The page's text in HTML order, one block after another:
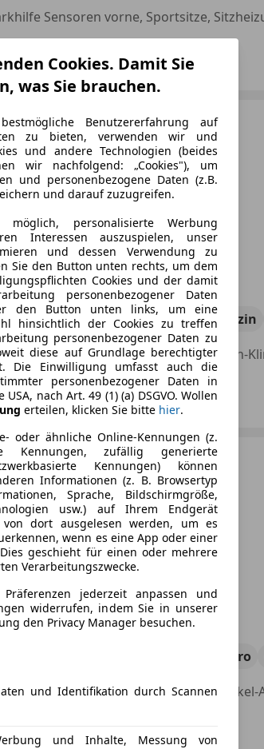
KG
€ 15 880
09/2021 49 800 km Benzin
KG
€ 38 880
Elektro
KG
Cookies. Damit Sie
was Sie brauchen.
Benutzererfahrung auf
zu bieten, verwenden wir und
und andere Technologien (beides
wir nachfolgend: „Cookies"), um
und personenbezogene Daten (z.B.
und darauf zuzugreifen.
personalisierte Werbung
Interessen auszuspielen, unser
und dessen Verwendung zu
Sie den Button unten rechts, um dem
Cookies und der damit
personenbezogener Daten
den Button unten links, um eine
hinsichtlich der Cookies zu treffen
personenbezogener Daten zu
diese auf Grundlage berechtigter
Die Einwilligung umfasst auch die
personenbezogener Daten in
nach Art. 49 (1) (a) DSGVO. Wollen
erteilen, klicken Sie bitte hier.
oder ähnliche Online-Kennungen (z.
Kennungen, zufällig generierte
Kennungen) können
Informationen (z. B. Browsertyp
Sprache, Bildschirmgröße,
usw.) auf Ihrem Endgerät
dort ausgelesen werden, um es
wenn es eine App oder einer
geschieht für einen oder mehrere
Verarbeitungszwecke.
jederzeit anpassen und
widerrufen, indem Sie in unserer
den Privacy Manager besuchen.
und Identifikation durch Scannen
und Inhalte, Messung von